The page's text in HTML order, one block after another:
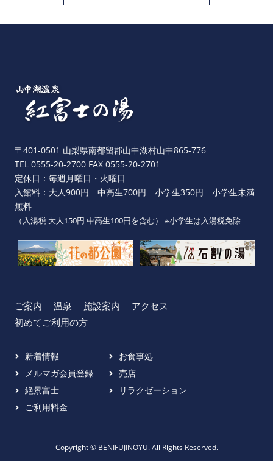
〒401-0501 山梨県南都留郡山中湖村山中865-776
TEL 0555-20-2700 FAX 0555-20-2701
定休日：毎週月曜日・火曜日
入館料：大人900円 中高生700円 小学生350円 小学生未満
無料
（入湯税 大人150円 中高生100円を含む） ※小学生は入湯税免除
ご案内 温泉 施設案内
アクセス
初めてご利用の方
新着情報
メルマガ会員登録
絶景富士
ご利用料金
お食事処
売店
リラクゼーション
Copyright © BENIFUJINOYU. All Rights Reserved.